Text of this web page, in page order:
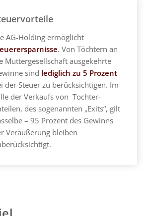
AG-Holding ermöglicht
. Von Töchtern an
Muttergesellschaft ausgekehrte
sind lediglich zu 5 Prozent
der Steuer zu berücksichtigen. Im
der Verkaufs von Tochter-
des sogenannten „Exits“, gilt
– 95 Prozent des Gewinns
Veräußerung bleiben